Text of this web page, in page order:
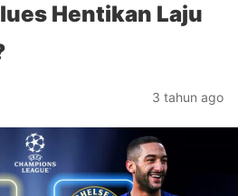
Hentikan Laju
3 tahun ago